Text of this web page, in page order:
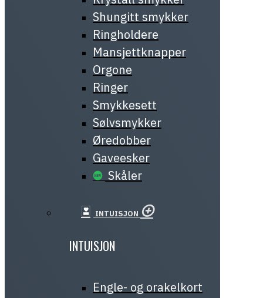
Shungitt smykker
Ringholdere
Mansjettknapper
Orgone
Ringer
Smykkesett
Sølvsmykker
Øredobber
Gaveesker
Skåler
INTUISJON
INTUISJON
Engle- og orakelkort